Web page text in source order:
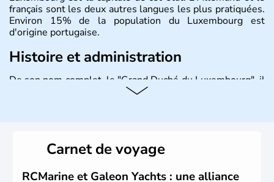
français sont les deux autres langues les plus pratiquées.
Environ 15% de la population du Luxembourg est
d'origine portugaise.
Histoire et administration
De son nom complet, le "Grand Duché du Luxembourg", il
s'agit d'un état de l'Union Européenne situé entre
sous forme de monarchie constitutionnelle. Près de la
moitié de la richesse de l'état du Luxembourg provient
des ressources générées par l'activité financière.
Carnet de voyage
RCMarine et Galeon Yachts : une alliance